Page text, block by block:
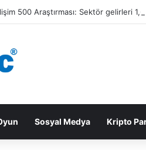
500 Araştırması: Sektör gelirleri 1,6
Sosyal Medya Kripto